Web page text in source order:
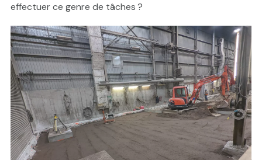
effectuer ce genre de tâches ?